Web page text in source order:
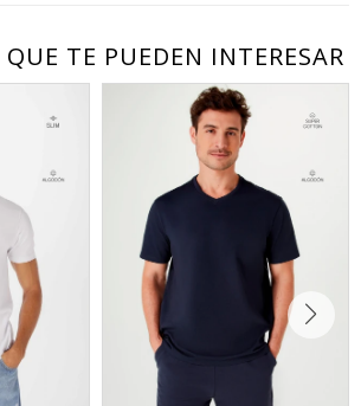
TE PUEDEN INTERESAR